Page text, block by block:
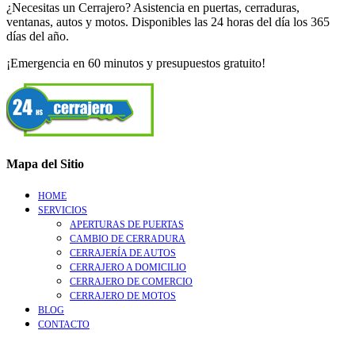
¿Necesitas un Cerrajero? Asistencia en puertas, cerraduras,
ventanas, autos y motos. Disponibles las 24 horas del día los 365
días del año.
¡Emergencia en 60 minutos y presupuestos gratuito!
Mapa del Sitio
HOME
SERVICIOS
APERTURAS DE PUERTAS
CAMBIO DE CERRADURA
CERRAJERÍA DE AUTOS
CERRAJERO A DOMICILIO
CERRAJERO DE COMERCIO
CERRAJERO DE MOTOS
BLOG
CONTACTO